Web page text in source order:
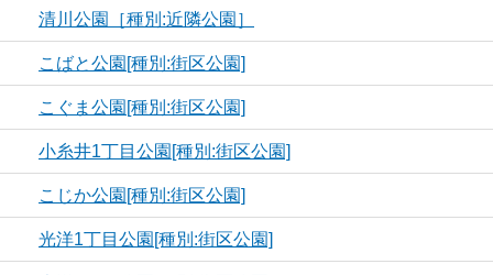
清川公園［種別:近隣公園］
こばと公園[種別:街区公園]
こぐま公園[種別:街区公園]
小糸井1丁目公園[種別:街区公園]
こじか公園[種別:街区公園]
光洋1丁目公園[種別:街区公園]